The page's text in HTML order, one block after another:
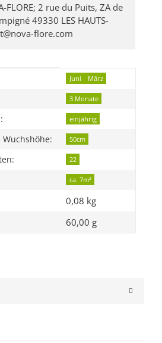
FLORE; 2 rue du Puits, ZA de
49330 LES HAUTS-
flore.com
Juni März
3 Monate
einjährig
50cm
22
ca. 7m²
0,08 kg
60,00 g